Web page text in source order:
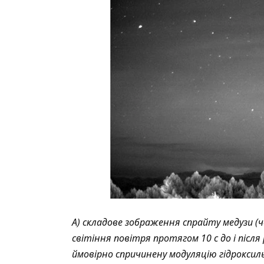
А) складове зображення спрайту медузи
світіння повітря протягом 10 с до і
ймовірно спричинену модуляцію